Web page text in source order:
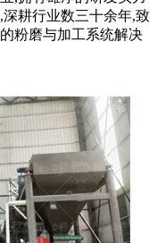
耕行业数三十余年,致
粉磨与加工系统解决